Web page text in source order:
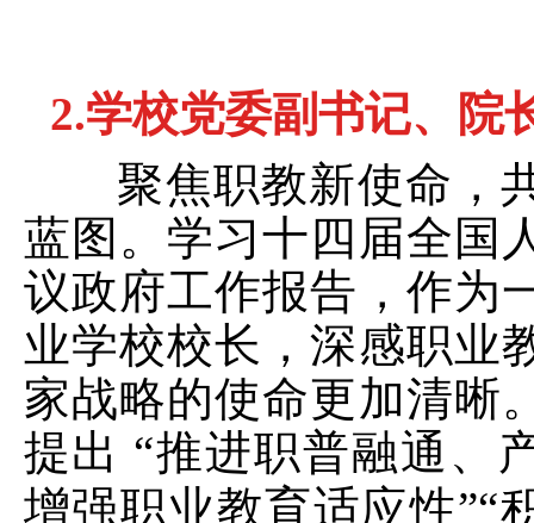
2.学校党委副书记、院
聚焦职教新使命，
蓝图。学习十四届全国
议政府工作报告，作为
业学校校长，深感职业
家战略的使命更加清晰
提出 “推进职普融通、
增强职业教育适应性”“